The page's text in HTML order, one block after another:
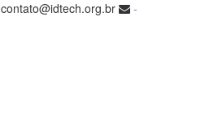
contato@idtech.org.br
-